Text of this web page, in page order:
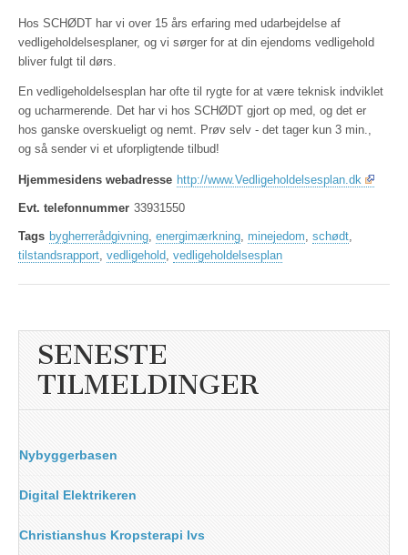
Hos SCHØDT har vi over 15 års erfaring med udarbejdelse af
vedligeholdelsesplaner, og vi sørger for at din ejendoms vedligehold
bliver fulgt til dørs.
En vedligeholdelsesplan har ofte til rygte for at være teknisk indviklet
og ucharmerende. Det har vi hos SCHØDT gjort op med, og det er
hos ganske overskueligt og nemt. Prøv selv - det tager kun 3 min.,
og så sender vi et uforpligtende tilbud!
Hjemmesidens webadresse http://www.Vedligeholdelsesplan.dk
Evt. telefonnummer 33931550
Tags bygherrerådgivning energimærkning minejedom schødt
tilstandsrapport vedligehold vedligeholdelsesplan
SENESTE
TILMELDINGER
Nybyggerbasen
Digital Elektrikeren
Christianshus Kropsterapi Ivs